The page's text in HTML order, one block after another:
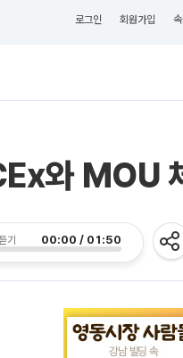
로그인 회원가입
와 MOU
기 00:00 / 01:50